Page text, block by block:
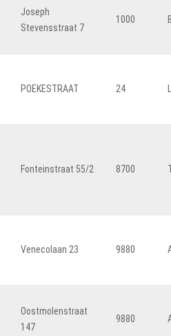
Joseph
Stevensstraat 7
1000
POEKESTRAAT 24
Fonteinstraat 55/2 8700
Venecolaan 23 9880
Oostmolenstraat
147
9880